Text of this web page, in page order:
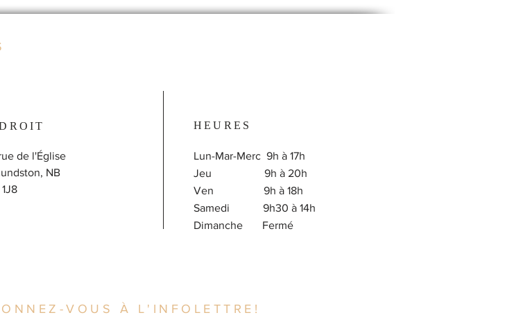
HEURES
de l'Église
NB
Lun-Mar-Merc 9h à 17h
Jeu 9h à 20h
Ven 9h à 18h
Samedi 9h30 à 14h
​Dimanche Fermé
VOUS À L'INFOLETTRE!